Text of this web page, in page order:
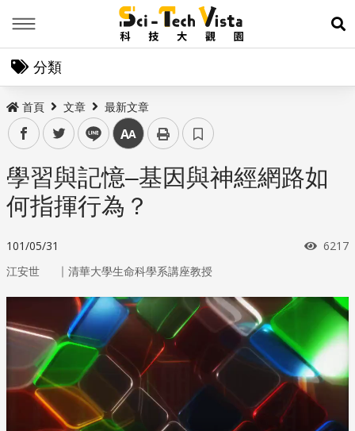
展
分類
首頁 文章 最新文章
facebooktwitter line 中
學習與記憶–基因與神經網路如
何指揮行為？
101/05/31 瀏覽
6217
江安世 ｜ 清華大學生命科學系講座教授